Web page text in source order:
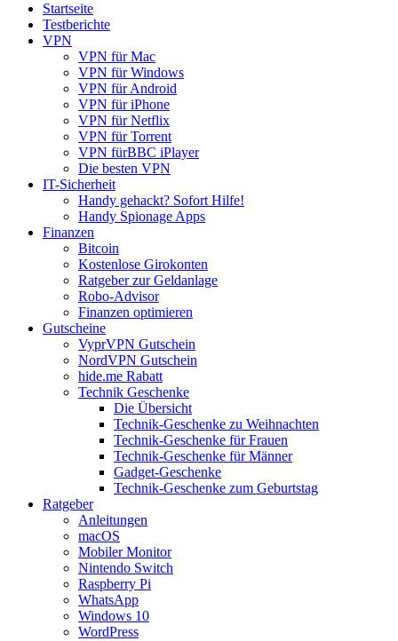
Startseite
Testberichte
VPN
VPN für Mac
VPN für Windows
VPN für Android
VPN für iPhone
VPN für Netflix
VPN für Torrent
VPN fürBBC iPlayer
Die besten VPN
IT-Sicherheit
Handy gehackt? Sofort Hilfe!
Handy Spionage Apps
Finanzen
Bitcoin
Kostenlose Girokonten
Ratgeber zur Geldanlage
Robo-Advisor
Finanzen optimieren
Gutscheine
VyprVPN Gutschein
NordVPN Gutschein
hide.me Rabatt
Technik Geschenke
Die Übersicht
Technik-Geschenke zu Weihnachten
Technik-Geschenke für Frauen
Technik-Geschenke für Männer
Gadget-Geschenke
Technik-Geschenke zum Geburtstag
Ratgeber
Anleitungen
macOS
Mobiler Monitor
Nintendo Switch
Raspberry Pi
WhatsApp
Windows 10
WordPress